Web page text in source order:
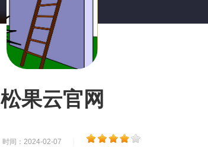
松果云官网
时间：2024-02-07